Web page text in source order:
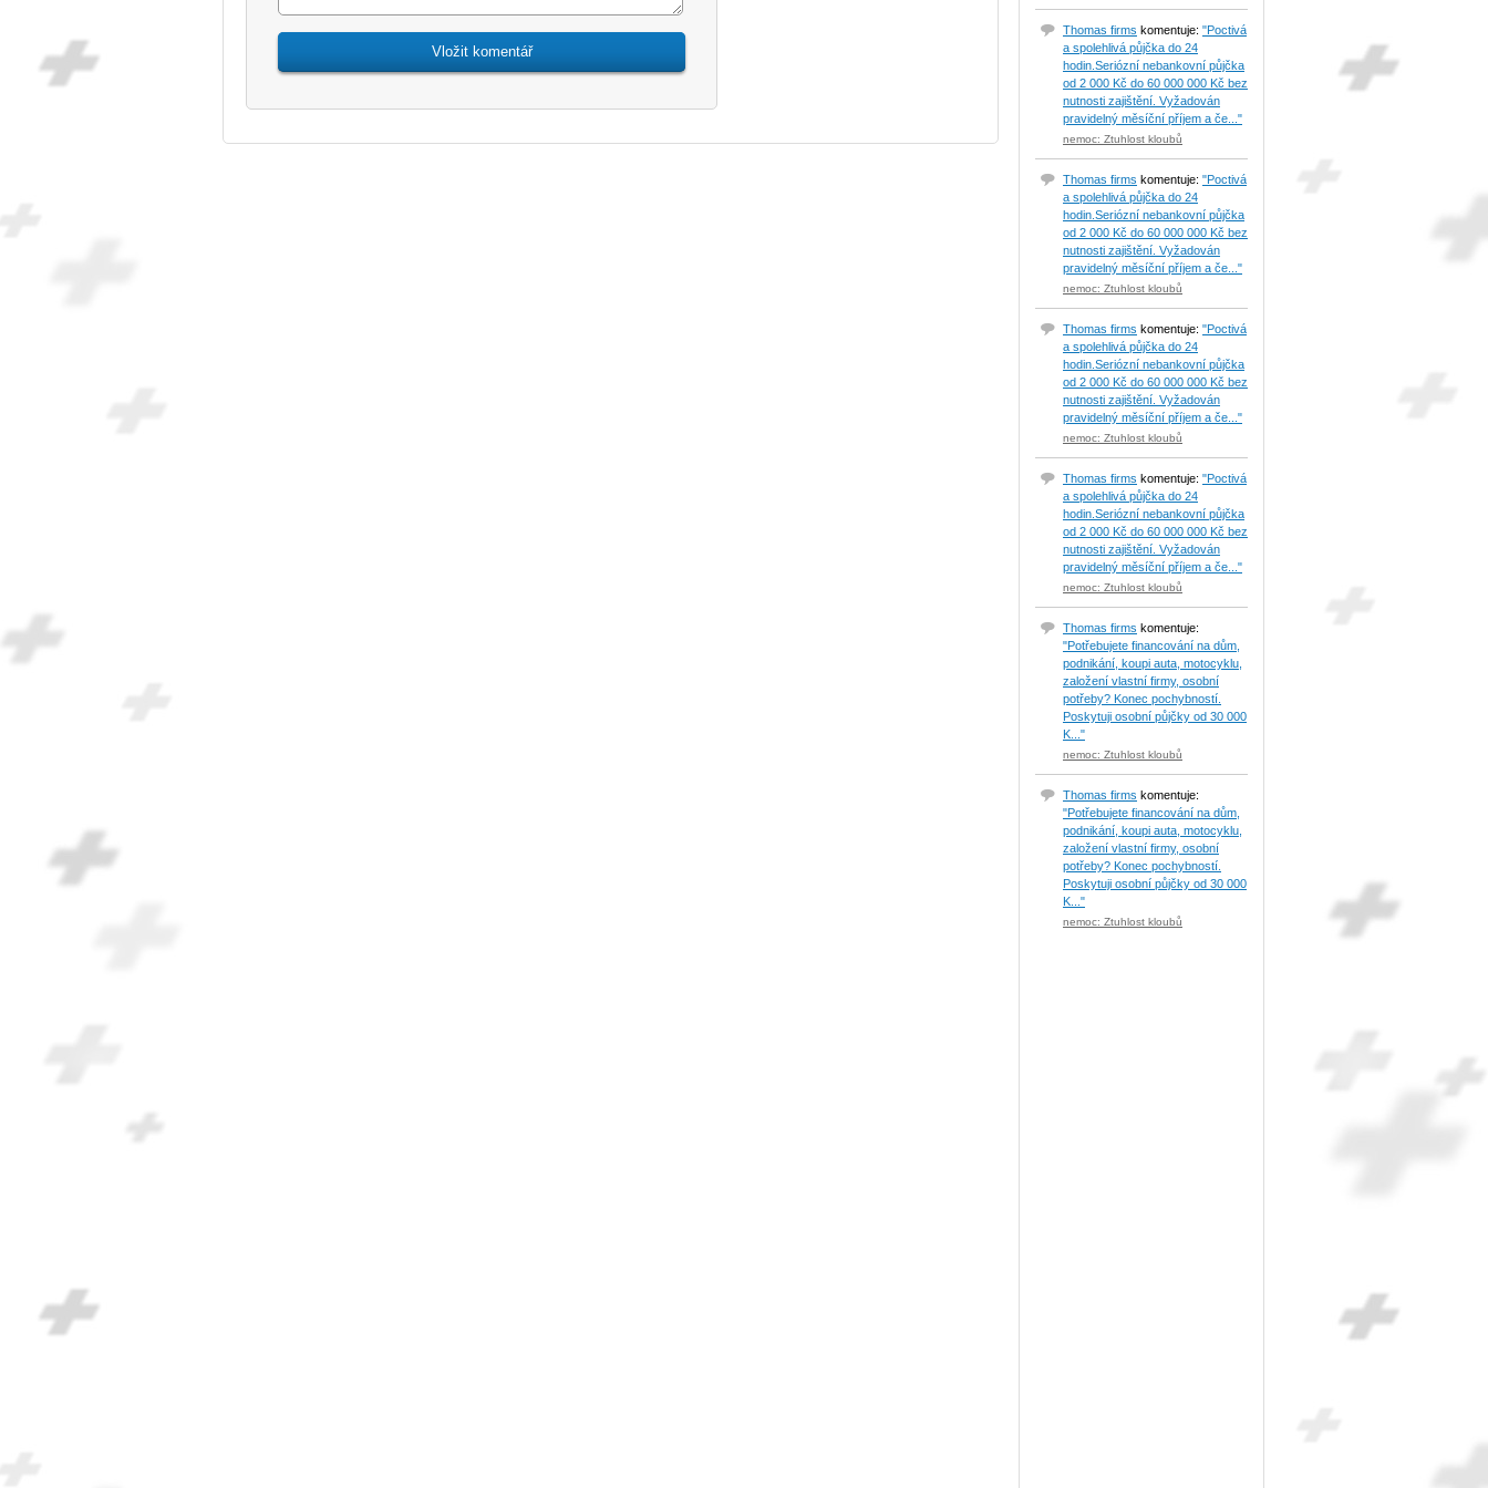
Thomas firms komentuje: "Poctivá
a spolehlivá půjčka do 24
hodin.Seriózní nebankovní půjčka
od 2 000 Kč do 60 000 000 Kč bez
nutnosti zajištění. Vyžadován
pravidelný měsíční příjem a če..."
nemoc: Ztuhlost kloubů
Thomas firms komentuje: "Poctivá
a spolehlivá půjčka do 24
hodin.Seriózní nebankovní půjčka
od 2 000 Kč do 60 000 000 Kč bez
nutnosti zajištění. Vyžadován
pravidelný měsíční příjem a če..."
nemoc: Ztuhlost kloubů
Thomas firms komentuje: "Poctivá
a spolehlivá půjčka do 24
hodin.Seriózní nebankovní půjčka
od 2 000 Kč do 60 000 000 Kč bez
nutnosti zajištění. Vyžadován
pravidelný měsíční příjem a če..."
nemoc: Ztuhlost kloubů
Thomas firms komentuje: "Poctivá
a spolehlivá půjčka do 24
hodin.Seriózní nebankovní půjčka
od 2 000 Kč do 60 000 000 Kč bez
nutnosti zajištění. Vyžadován
pravidelný měsíční příjem a če..."
nemoc: Ztuhlost kloubů
Thomas firms komentuje:
"Potřebujete financování na dům,
podnikání, koupi auta, motocyklu,
založení vlastní firmy, osobní
potřeby? Konec pochybností.
Poskytuji osobní půjčky od 30 000
K..."
nemoc: Ztuhlost kloubů
Thomas firms komentuje:
"Potřebujete financování na dům,
podnikání, koupi auta, motocyklu,
založení vlastní firmy, osobní
potřeby? Konec pochybností.
Poskytuji osobní půjčky od 30 000
K..."
nemoc: Ztuhlost kloubů